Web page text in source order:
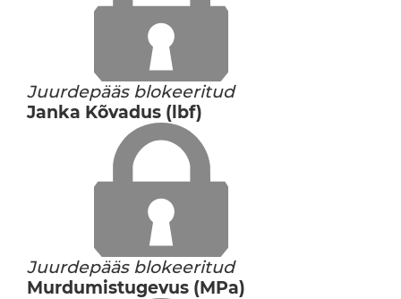
Juurdepääs blokeeritud
Janka Kõvadus (lbf)
Juurdepääs blokeeritud
Murdumistugevus (MPa)